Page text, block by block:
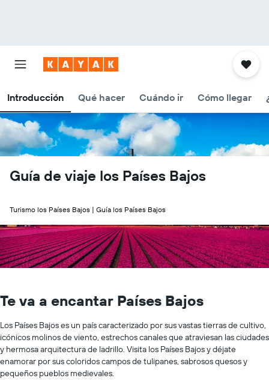
Introducción Qué hacer Cuándo ir Cómo llegar
Guía de viaje los Países Bajos
Turismo los Países Bajos | Guía los Países Bajos
Te va a encantar Países Bajos
Los Países Bajos es un país caracterizado por sus vastas tierras de cultivo,
icónicos molinos de viento, estrechos canales que atraviesan las ciudades
y hermosa arquitectura de ladrillo. Visita los Países Bajos y déjate
enamorar por sus coloridos campos de tulipanes, sabrosos quesos y
pequeños pueblos medievales.